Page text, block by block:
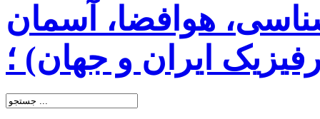
هوافضا، آسمان
ایران و جهان) ؛